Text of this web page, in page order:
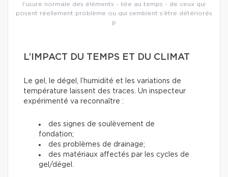
l’usure normale des éléments - liée au temps - de ceux qui
posent réellement problème ou qui semblent s’être détériorés
p
L’IMPACT DU TEMPS ET DU CLIMAT
Le gel, le dégel, l’humidité et les variations de
température laissent des traces. Un inspecteur
expérimenté va reconnaître :
des signes de soulèvement de
fondation;
des problèmes de drainage;
des matériaux affectés par les cycles de
gel/dégel.